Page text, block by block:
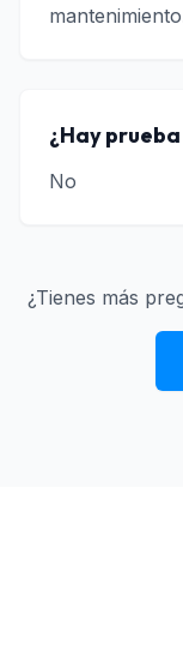
¿Hay
No
¿Tienes más